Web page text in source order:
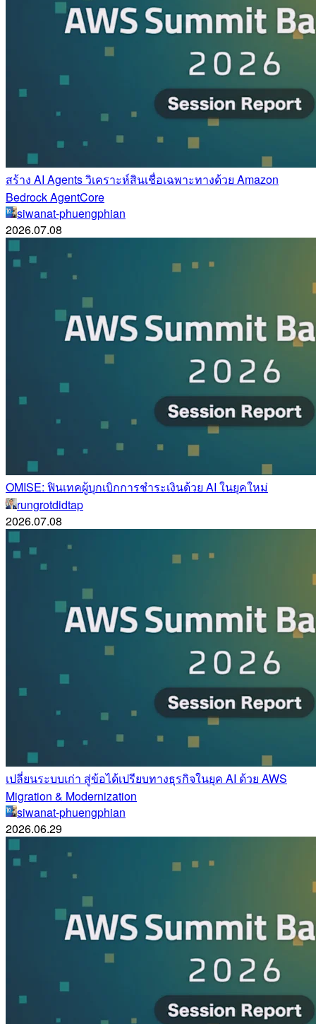
สร้าง AI Agents วิเคราะห์สินเชื่อเฉพาะทางด้วย Amazon
Bedrock AgentCore
siwanat-phuengphian
2026.07.08
OMISE: ฟินเทคผู้บุกเบิกการชำระเงินด้วย AI ในยุคใหม่
rungrotdidtap
2026.07.08
เปลี่ยนระบบเก่า สู่ข้อได้เปรียบทางธุรกิจในยุค AI ด้วย AWS
Migration & Modernization
siwanat-phuengphian
2026.06.29